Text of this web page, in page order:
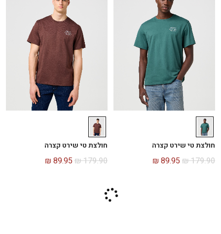
חולצת טי שירט קצרה
₪179.90
₪ 89.95
חולצת טי שירט קצרה
₪179.90
₪ 89.95